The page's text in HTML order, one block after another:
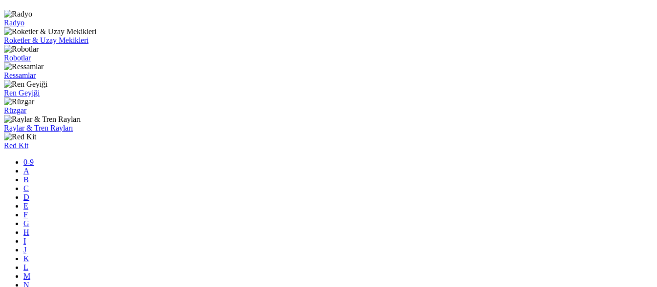
Radyo
Roketler & Uzay Mekikleri
Robotlar
Ressamlar
Ren Geyiği
Rüzgar
Raylar & Tren Rayları
Red Kit
0-9
A
B
C
D
E
F
G
H
I
J
K
L
M
N